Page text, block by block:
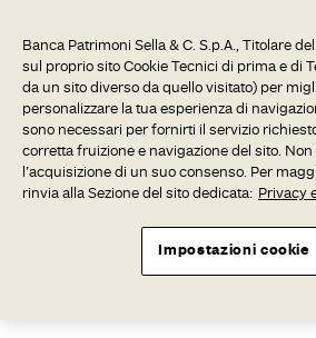
Banca Patrimoni Sella & C. S.p.A., Titolare
sul proprio sito Cookie Tecnici di prima e di
da un sito diverso da quello visitato) per
personalizzare la tua esperienza di
sono necessari per fornirti il servizio
corretta fruizione e navigazione del sito.
l’acquisizione di un suo consenso. Per
rinvia alla Sezione del sito dedicata: Privacy
Impostazioni cookie